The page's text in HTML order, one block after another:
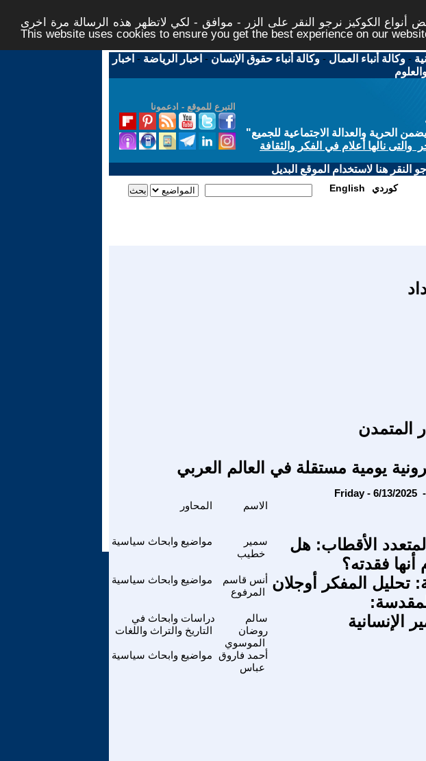
الكوكيز نرجو النقر على الزر - موافق - لكي لاتظهر هذه الرسالة مرة اخرى -
This website uses cookies to ensure you get the best experience on our
-وكالة أنباء العمال -وكالة أنباء حقوق الإنسان - اخبار الرياضة - اخبار
التبرع للموقع - ادعمونا
والعدالة الاجتماعية للجميع"
نالها أعلام في الفكر والثقافة
النقر هنا لاستخدام الموقع البديل
English كوردي
المتمدن
يومية مستقلة في العالم العربي
الاسم
مواضيع وابحاث سياسية
سمير
خطيب
الأقطاب: هل
فقدته؟
مواضيع وابحاث سياسية
أنس قاسم
المرفوع
تحليل المفكر أوجلان
دراسات وابحاث في
التاريخ والتراث واللغات
سالم
روضان
الموسوي
الإنسانية
مواضيع وابحاث سياسية
أحمد فاروق
عباس